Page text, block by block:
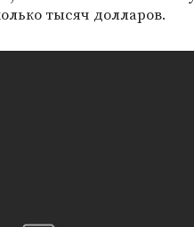
тысяч долларов.